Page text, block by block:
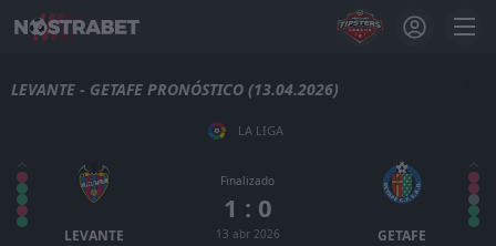
LEVANTE - GETAFE PRONÓSTICO (13.04.2026)
LA LIGA
LEVANTE
Finalizado
1 : 0
13 abr 2026 GETAFE